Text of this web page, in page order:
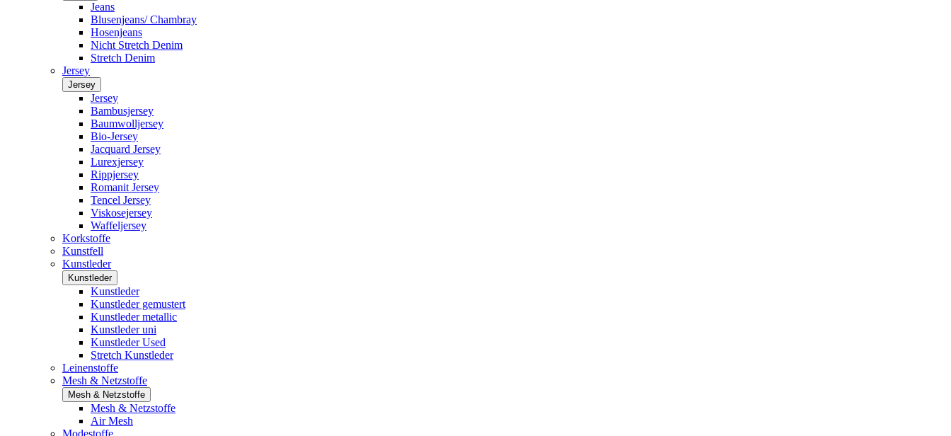
Jeans
Blusenjeans/ Chambray
Hosenjeans
Nicht Stretch Denim
Stretch Denim
Jersey
Jersey
Jersey
Bambusjersey
Baumwolljersey
Bio-Jersey
Jacquard Jersey
Lurexjersey
Rippjersey
Romanit Jersey
Tencel Jersey
Viskosejersey
Waffeljersey
Korkstoffe
Kunstfell
Kunstleder
Kunstleder
Kunstleder
Kunstleder gemustert
Kunstleder metallic
Kunstleder uni
Kunstleder Used
Stretch Kunstleder
Leinenstoffe
Mesh & Netzstoffe
Mesh & Netzstoffe
Mesh & Netzstoffe
Air Mesh
Modestoffe